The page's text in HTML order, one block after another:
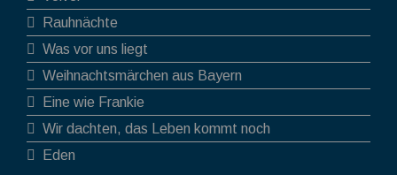
Rauhnächte
Was vor uns liegt
Weihnachtsmärchen aus Bayern
Eine wie Frankie
Wir dachten, das Leben kommt noch
Eden